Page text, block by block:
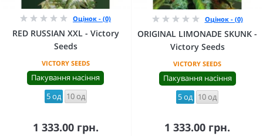
Оцінок - (0)
RED RUSSIAN XXL - Victory
Seeds
VICTORY SEEDS
Пакування насіння
5 од 10 од
1 333.00 грн.
Оцінок - (0)
ORIGINAL LIMONADE SKUNK -
Victory Seeds
VICTORY SEEDS
Пакування насіння
5 од 10 од
1 333.00 грн.